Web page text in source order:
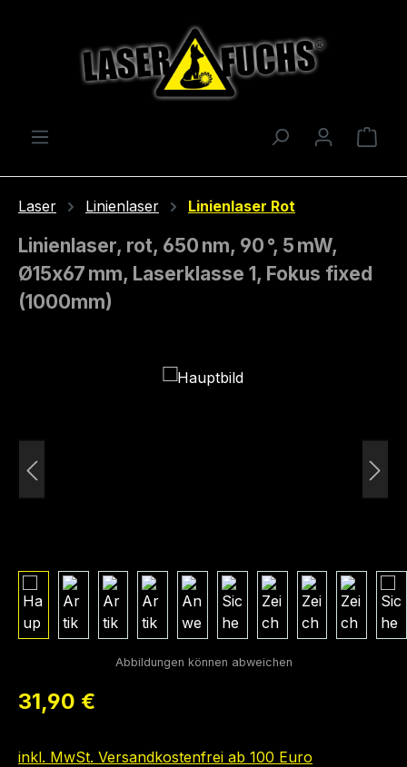
Laser Linienlaser Linienlaser Rot
Linienlaser, rot, 650 nm, 90 °, 5 mW,
Ø15x67 mm, Laserklasse 1, Fokus fixed
(1000mm)
Bildergalerie überspringen
Regulärer Preis:
31,90 €
inkl. MwSt. Versandkostenfrei ab 100 Euro